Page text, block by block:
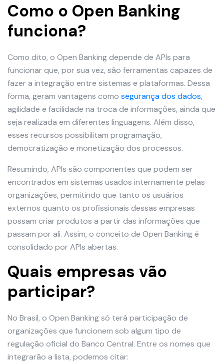
Como o Open Banking
funciona?
Como dito, o Open Banking depende de APIs para
funcionar que, por sua vez, são ferramentas capazes de
fazer a integração entre sistemas e plataformas. Dessa
forma, geram vantagens como segurança dos dados,
agilidade e facilidade na troca de informações, ainda que
seja realizada em diferentes linguagens. Além disso,
esses recursos possibilitam programação,
democratização e monetização dos processos.
Resumindo, APIs são componentes que podem ser
encontrados em sistemas usados internamente pelas
organizações, permitindo que tanto os usuários
externos quanto os profissionais dessas empresas
possam criar produtos a partir das informações que
passam por ali. Assim, o conceito de Open Banking é
consolidado por APIs abertas.
Quais empresas vão
participar?
No Brasil, o Open Banking só terá participação de
organizações que funcionem sob algum tipo de
regulação oficial do Banco Central. Entre os nomes que
integrarão a lista, podemos citar: